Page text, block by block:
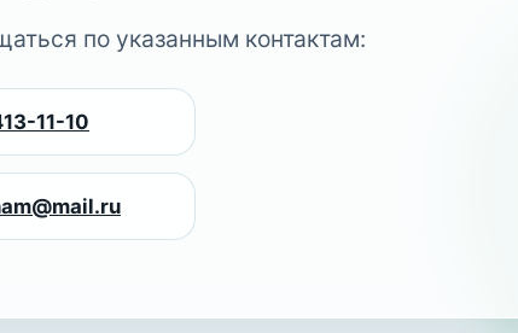
по указанным контактам:
11-10